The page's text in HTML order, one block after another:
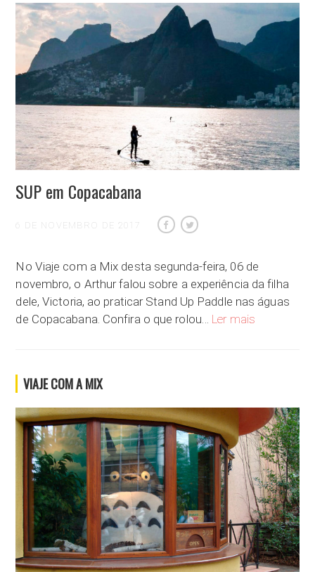
SUP em Copacabana
6 DE NOVEMBRO DE 2017
No Viaje com a Mix desta segunda-feira, 06 de
novembro, o Arthur falou sobre a experiência da filha
dele, Victoria, ao praticar Stand Up Paddle nas águas
de Copacabana. Confira o que rolou… Ler mais
VIAJE COM A MIX